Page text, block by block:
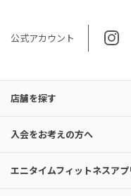
公式アカウント
店舗を探す
入会をお考えの方へ
エニタイムフィットネスアプ